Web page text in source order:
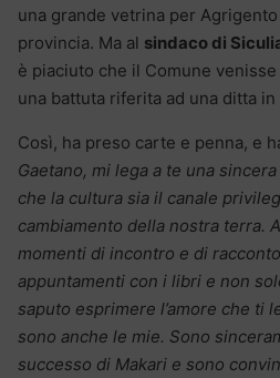
una grande vetrina per
provincia. Ma al sindaco di
è piaciuto che il Comune
una battuta riferita ad una ditta in
Così, ha preso carte e penna, e
Gaetano, mi lega a te una
che la cultura sia il canale
cambiamento della nostra terra.
momenti di incontro e di
appuntamenti con i libri e non
saputo esprimere l’amore che ti
sono anche le mie. Sono
successo di Makari e sono